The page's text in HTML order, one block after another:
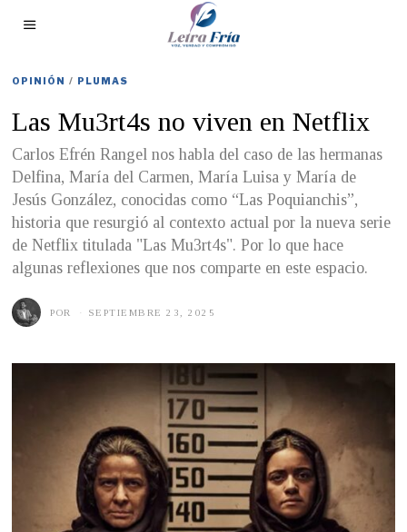
OPINIÓN / PLUMAS
Las Mu3rt4s no viven en Netflix
Carlos Efrén Rangel nos habla del caso de las hermanas
Delfina, María del Carmen, María Luisa y María de
Jesús González, conocidas como “Las Poquianchis”,
historia que resurgió al contexto actual por la nueva serie
de Netflix titulada "Las Mu3rt4s". Por lo que hace
algunas reflexiones que nos comparte en este espacio.
POR SEPTIEMBRE 23, 2025
I
E
M
B
2
2
,
2
5